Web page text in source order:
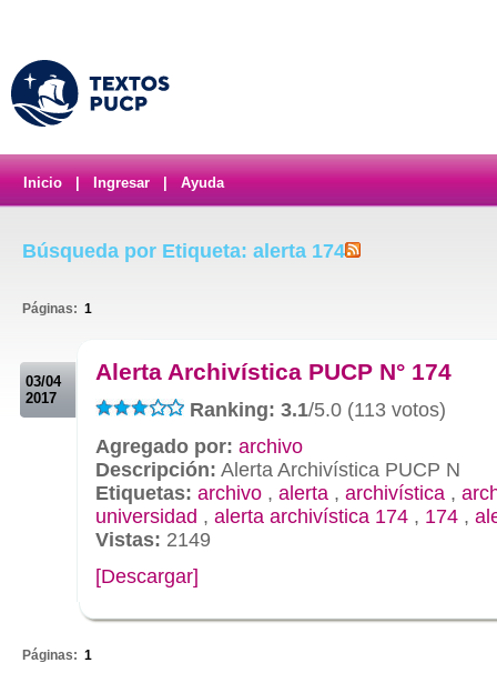
Inicio Ingresar Ayuda
Búsqueda por Etiqueta: alerta 174
Páginas: 1
03/04
2017
Alerta Archivística PUCP N° 174
Ranking: 3.1/5.0 (113 votos)
Agregado por: archivo
Descripción: Alerta Archivística PUCP N
Etiquetas: archivo , alerta , archivística ,
universidad , alerta archivística 174 , 174 ,
Vistas: 2149
[Descargar]
Páginas: 1